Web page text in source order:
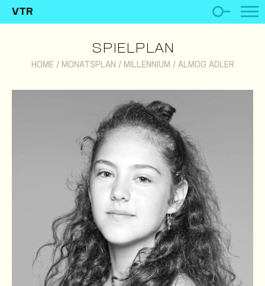
VTR
SPIELPLAN
HOME / MONATSPLAN / MILLENNIUM / ALMOG ADLER